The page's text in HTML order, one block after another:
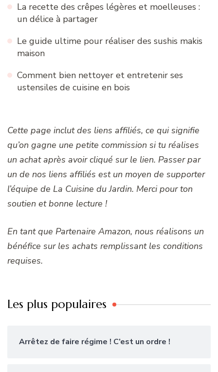
La recette des crêpes légères et moelleuses :
un délice à partager
Le guide ultime pour réaliser des sushis makis
maison
Comment bien nettoyer et entretenir ses
ustensiles de cuisine en bois
Cette page inclut des liens affiliés, ce qui signifie
qu’on gagne une petite commission si tu réalises
un achat après avoir cliqué sur le lien. Passer par
un de nos liens affiliés est un moyen de supporter
l’équipe de La Cuisine du Jardin. Merci pour ton
soutien et bonne lecture !
En tant que Partenaire Amazon, nous réalisons un
bénéfice sur les achats remplissant les conditions
requises.
Les plus populaires
Arrêtez de faire régime ! C’est un ordre !